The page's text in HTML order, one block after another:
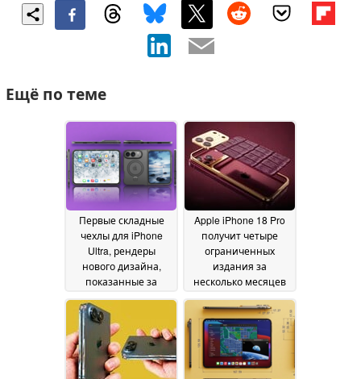
Ещё по теме
Первые складные
чехлы для iPhone
Ultra, рендеры
нового дизайна,
показанные за
несколько месяцев
до начала продаж
May 2026
Apple iPhone 18 Pro
получит четыре
ограниченных
издания за
несколько месяцев
до запуска20 May 2026